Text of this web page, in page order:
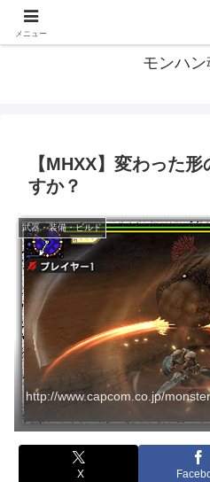
モンハン
【MHXX】変わった
すか？
武器・装備・ビルド
http://www.capcom.co.jp/
X
メニュー